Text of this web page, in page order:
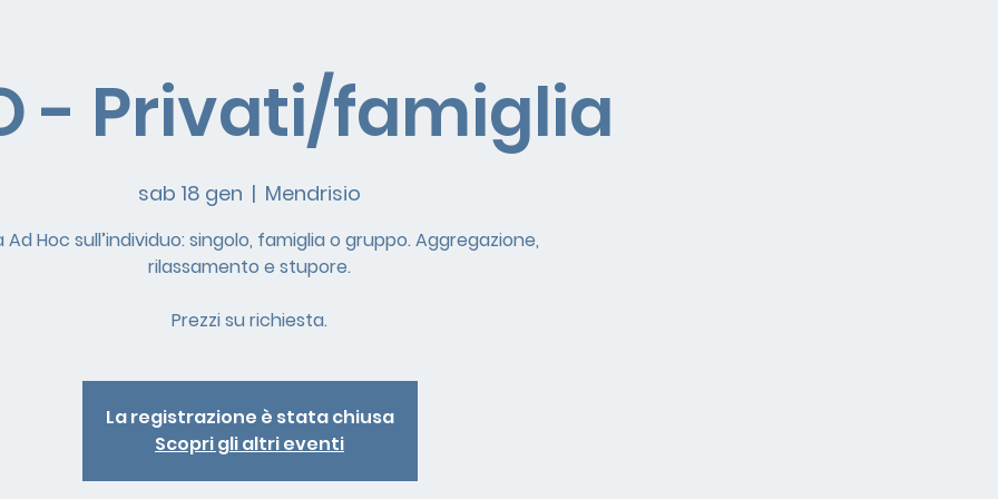
- Privati/famiglia
sab 18 gen
  |
Mendrisio
Ad Hoc sull’individuo: singolo, famiglia o gruppo. Aggregazione,
rilassamento e stupore.
Prezzi su richiesta.
La registrazione è stata chiusa
Scopri gli altri eventi